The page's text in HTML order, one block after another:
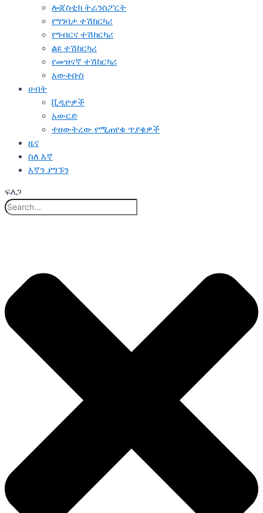
ሎጂስቲክ ትራንስፖርት
የግንባታ ተሽከርካሪ
የግብርና ተሽከርካሪ
ልዩ ተሽከርካሪ
የመዝናኛ ተሽከርካሪ
አውቶቡስ
ሀብት
ቪዲዮዎች
አውርድ
ተዘውትረው የሚጠየቁ ጥያቄዎች
ዜና
ስለ እኛ
እኛን ያግኙን
ፍለጋ